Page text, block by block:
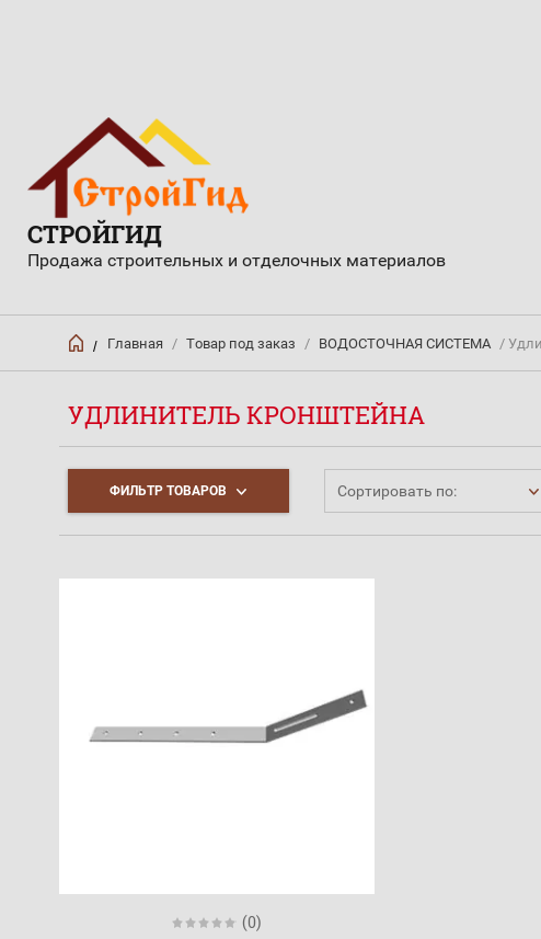
СТРОЙГИД
Продажа строительных и отделочных материалов
/ Главная / Товар под заказ / ВОДОСТОЧНАЯ СИСТЕМА /
УДЛИНИТЕЛЬ КРОНШТЕЙНА
ФИЛЬТР ТОВАРОВ Сортировать по:
(0)